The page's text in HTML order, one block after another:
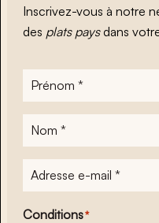
Inscrivez-vous à notre
des plats paysdans
Prénom
Nom
Adresse
e-
mail*
Conditions*